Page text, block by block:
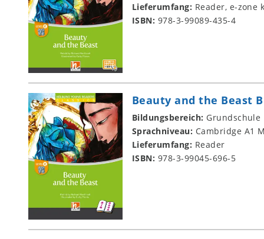
Lieferumfang: Reader, e-zone
ISBN: 978-3-99089-435-4
Beauty and the Beast
Bildungsbereich: Grundschule
Sprachniveau: Cambridge A1
Lieferumfang: Reader
ISBN: 978-3-99045-696-5